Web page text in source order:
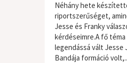
Néhány hete
riportszerűséget,
Jesse és Franky
kérdéseimre.A fő téma
legendássá vált Jesse
Bandája formáció